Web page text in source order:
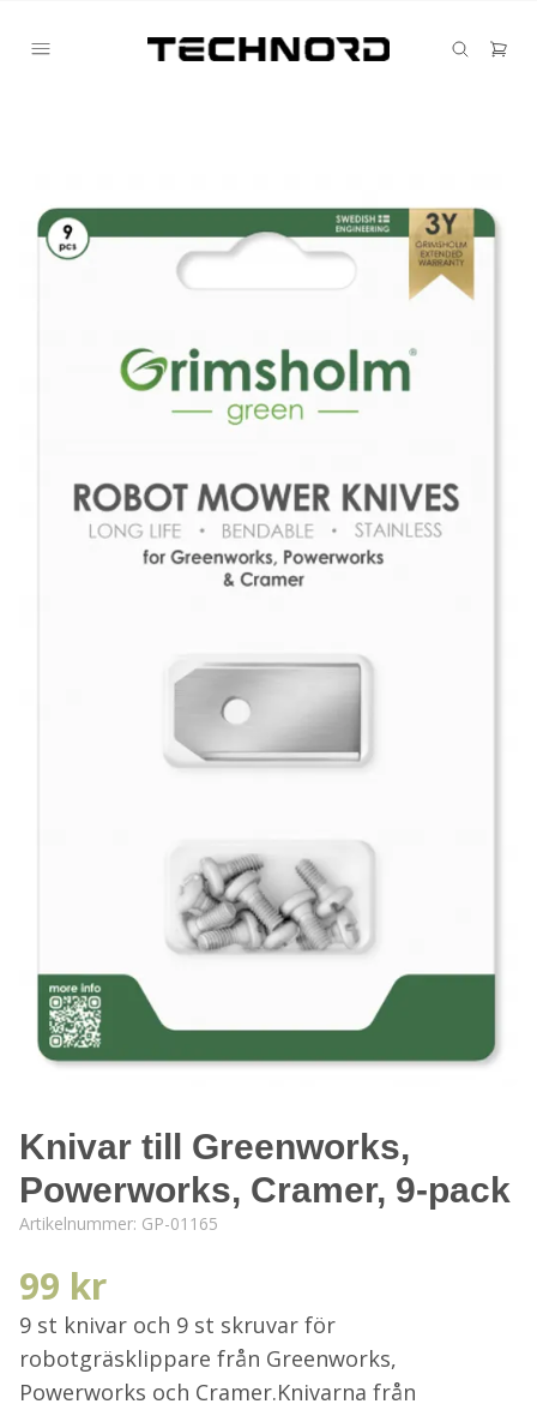
Knivar till Greenworks,
Powerworks, Cramer, 9-pack
Artikelnummer: GP-01165
99 kr
9 st knivar och 9 st skruvar för
robotgräsklippare från Greenworks,
Powerworks och Cramer.Knivarna från